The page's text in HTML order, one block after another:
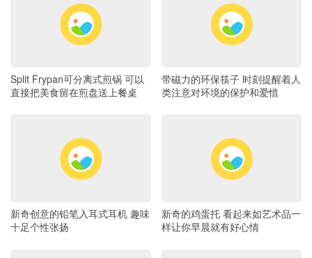
Split Frypan可分离式煎锅 可以
直接把美食留在煎盘送上餐桌
带磁力的环保筷子 时刻提醒着人
类注意对环境的保护和爱惜
新奇创意的铅笔入耳式耳机 趣味
十足个性张扬
新奇的鸡蛋托 看起来如艺术品一
样让你早晨就有好心情